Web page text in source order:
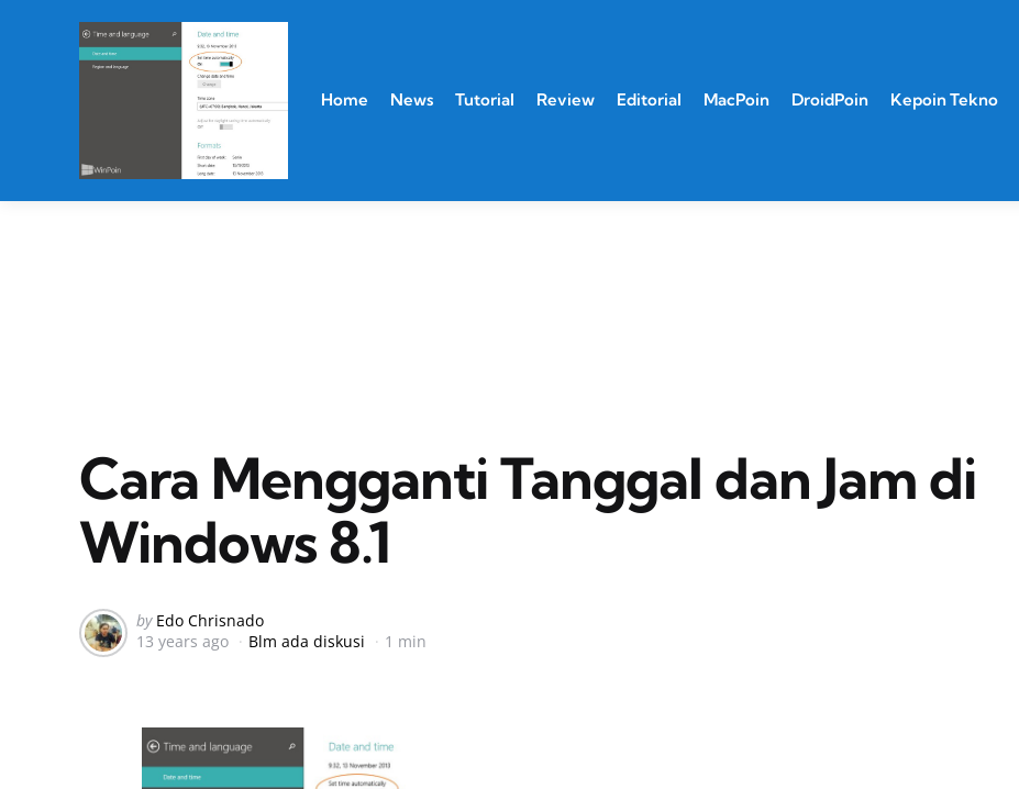
Home News Tutorial Review Editorial MacPoin DroidPoin Kepoin Tekno
Cara Mengganti Tanggal dan Jam di
Windows 8.1
Posted
by
by Edo Chrisnado
13 years ago
Blm ada diskusi 1 min